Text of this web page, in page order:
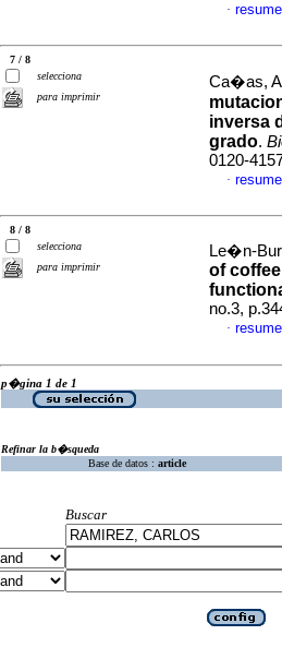
·
7 / 8
selecciona
para imprimir
Ca�as,
inversa
grado.
0120-
·
8 / 8
selecciona
para imprimir
Le�n-
of
no.3,
·
p�gina 1 de 1
Refinar la b�squeda
Base de datos : article
Buscar